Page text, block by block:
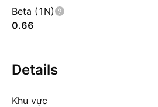
Beta (1N)
0.66
Details
Khu vực